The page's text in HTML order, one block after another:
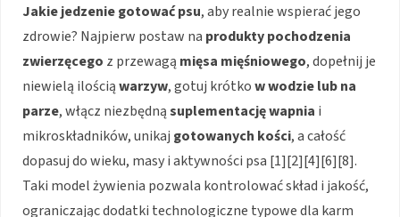
Jakie jedzenie gotować psu, aby realnie wspierać jego
zdrowie? Najpierw postaw na produkty pochodzenia
zwierzęcego z przewagą mięsa mięśniowego, dopełnij je
niewielą ilościąwarzyw, gotuj krótkow wodzie lub na
parze, włącz niezbędnąsuplementację wapnia i
mikroskładników, unikaj gotowanych kości, a całość
dopasuj do wieku, masy i aktywności psa [1][2][4][6][8].
Taki model żywienia pozwala kontrolować skład i jakość,
ograniczając dodatki technologiczne typowe dla karm